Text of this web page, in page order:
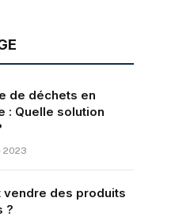
de déchets en
: Quelle solution
2023
vendre des produits
?